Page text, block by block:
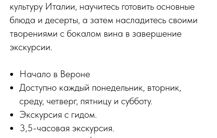
культуру Италии, научитесь готовить основные
блюда и десерты, а затем насладитесь своими
творениями с бокалом вина в завершение
экскурсии.
Начало в Вероне
Доступно каждый понедельник, вторник,
среду, четверг, пятницу и субботу.
Экскурсия с гидом.
3,5-часовая экскурсия.